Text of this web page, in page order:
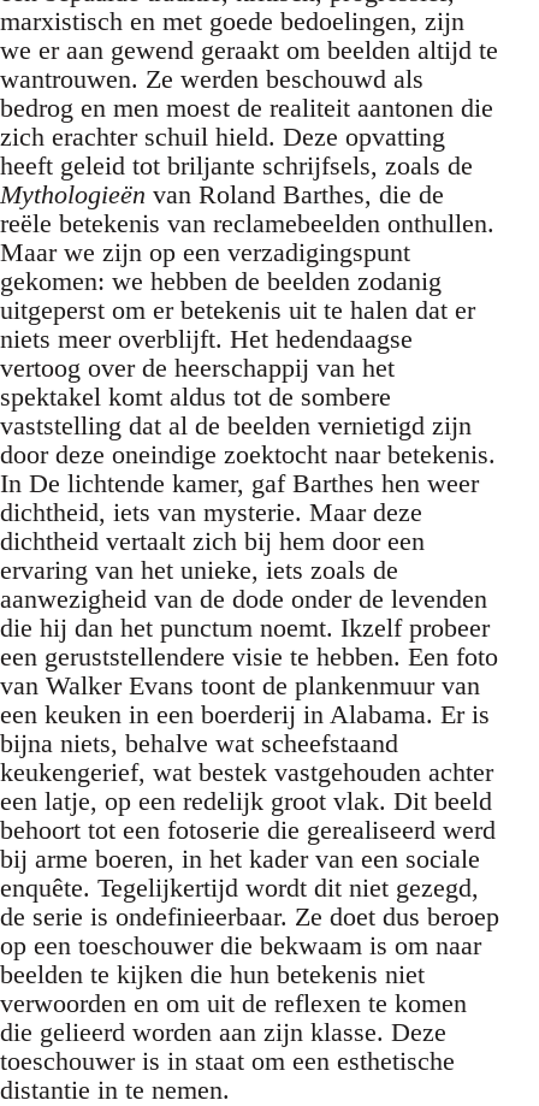
marxistisch en met goede bedoelingen, zijn
we er aan gewend geraakt om beelden altijd te
wantrouwen. Ze werden beschouwd als
bedrog en men moest de realiteit aantonen die
zich erachter schuil hield. Deze opvatting
heeft geleid tot briljante schrijfsels, zoals de
Mythologieën van Roland Barthes, die de
reële betekenis van reclamebeelden onthullen.
Maar we zijn op een verzadigingspunt
gekomen: we hebben de beelden zodanig
uitgeperst om er betekenis uit te halen dat er
niets meer overblijft. Het hedendaagse
vertoog over de heerschappij van het
spektakel komt aldus tot de sombere
vaststelling dat al de beelden vernietigd zijn
door deze oneindige zoektocht naar betekenis.
In De lichtende kamer, gaf Barthes hen weer
dichtheid, iets van mysterie. Maar deze
dichtheid vertaalt zich bij hem door een
ervaring van het unieke, iets zoals de
aanwezigheid van de dode onder de levenden
die hij dan het punctum noemt. Ikzelf probeer
een geruststellendere visie te hebben. Een foto
van Walker Evans toont de plankenmuur van
een keuken in een boerderij in Alabama. Er is
bijna niets, behalve wat scheefstaand
keukengerief, wat bestek vastgehouden achter
een latje, op een redelijk groot vlak. Dit beeld
behoort tot een fotoserie die gerealiseerd werd
bij arme boeren, in het kader van een sociale
enquête. Tegelijkertijd wordt dit niet gezegd,
de serie is ondefinieerbaar. Ze doet dus beroep
op een toeschouwer die bekwaam is om naar
beelden te kijken die hun betekenis niet
verwoorden en om uit de reflexen te komen
die gelieerd worden aan zijn klasse. Deze
toeschouwer is in staat om een esthetische
distantie in te nemen.